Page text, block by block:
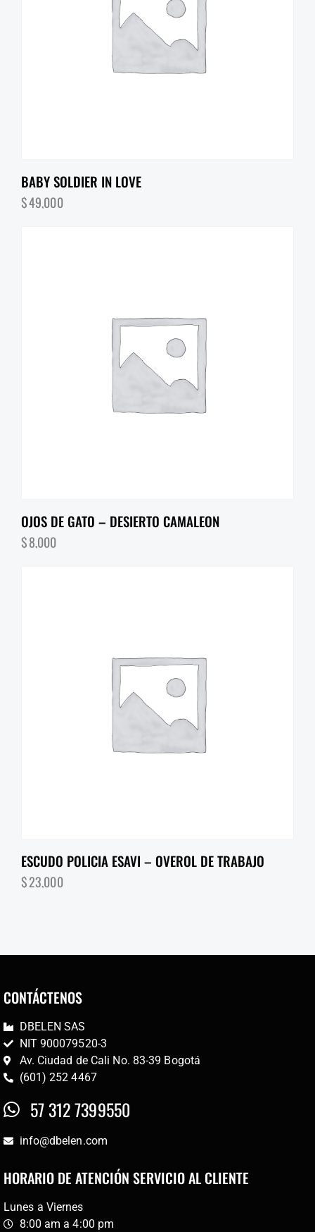
BABY SOLDIER IN LOVE
$49,000
OJOS DE GATO – DESIERTO CAMALEON
$8,000
ESCUDO POLICIA ESAVI – OVEROL DE TRABAJO
$23,000
CONTÁCTENOS
DBELEN SAS
NIT 900079520-3
Av. Ciudad de Cali No. 83-39 Bogotá
(601) 252 4467
57 312 7399550
info@dbelen.com
HORARIO DE ATENCIÓN SERVICIO AL CLIENTE
Lunes a Viernes
8:00 am a 4:00 pm